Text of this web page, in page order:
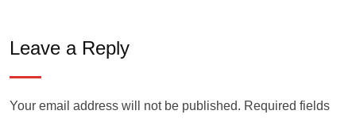
Leave a Reply
Your email address will not be published. Required fields